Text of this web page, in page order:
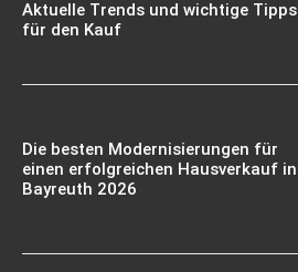
Aktuelle Trends und wichtige Tipps
für den Kauf
Die besten Modernisierungen für
einen erfolgreichen Hausverkauf in
Bayreuth 2026